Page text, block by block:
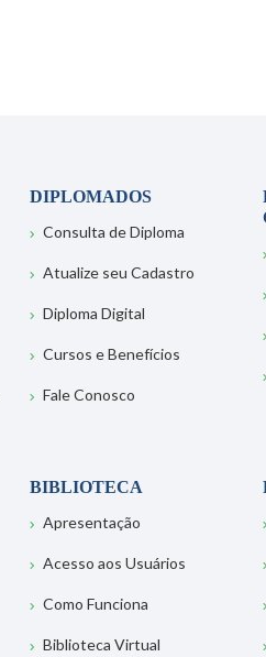
DIPLOMADOS
Consulta de Diploma
Atualize seu Cadastro
Diploma Digital
Cursos e Benefícios
Fale Conosco
BIBLIOTECA
Apresentação
Acesso aos Usuários
Como Funciona
Biblioteca Virtual